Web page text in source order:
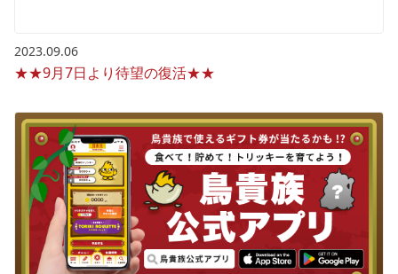
2023.09.06
★★9月7日より待望の復活★★